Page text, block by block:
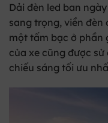
Dải đèn led ban
sang trọng, viền đèn
một tấm bạc ở phần
của xe cũng được
chiếu sáng tối ưu